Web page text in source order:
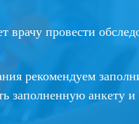
врачу провести
рекомендуем
заполненную анкету и